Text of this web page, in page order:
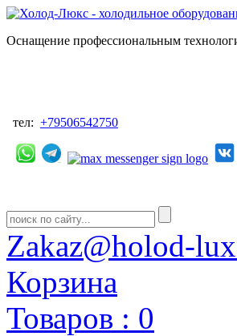
Оснащение профессиональным
тел: +79506542750
Zakaz@holod-
Корзина
Товаров : 0